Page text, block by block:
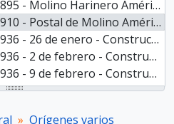
- Molino Harinero América., 1895
- Postal de Molino América., 1910
- Construcción del edificio Molino Fénix., 1936-01-26
- Construcción del edificio Molino Fénix., 1936-02-02
- Construcción del edificio Molino Fénix., 1936-02-09
- Construcción del edificio Molino Fénix., 1936-02-09
Orígenes varios